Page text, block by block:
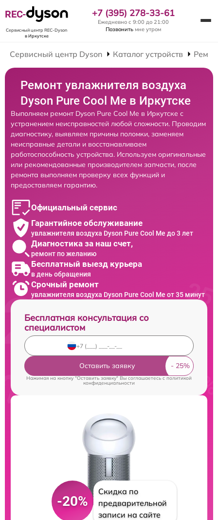
REC-
Сервисный центр REC-Dyson
в Иркутске
+7 (395) 278-33-61
Ежедневно с 9:00 до 21:00
Позвонить мне утром
Сервисный центр Dyson Каталог устройств
Ремонт увлажнителя воздуха
Dyson Pure Cool Me в Иркутске
Выполняем ремонт Dyson Pure Cool Me в Иркутске с
устранением неисправностей любой сложности. Проводим
диагностику, выявляем причины поломки, заменяем
неисправные детали и восстанавливаем
работоспособность устройства. Используем оригинальные
или рекомендованные производителем запчасти, после
ремонта выполняем проверку всех функций и
предоставляем гарантию.
Официальный сервис
Гарантийное обслуживание
увлажнителя воздуха Dyson Pure Cool Me до 3 лет
Диагностика за наш счет,
ремонт по желанию
Бесплатный выезд курьера
в день обращения
Срочный ремонт
увлажнителя воздуха Dyson Pure Cool Me от 35 минут
Бесплатная консультация со
специалистом
Оставить заявку
Нажимая на кнопку "Оставить заявку" Вы соглашаетесь cполитикой
конфиденциальности
-20%
Скидка по
предварительной
записи на сайте